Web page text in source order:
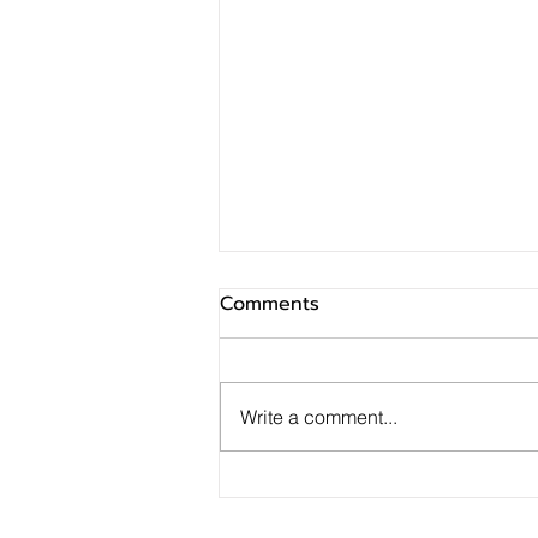
SINO ประกาศ Q2/69 ทำกำไร
Comments
Write a comment...